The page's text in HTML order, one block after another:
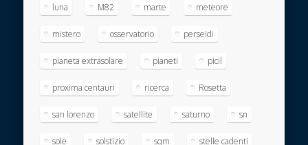
luna M82 marte meteore
mistero osservatorio perseidi
pianeta extrasolare pianeti picil
proxima centauri ricerca Rosetta
san lorenzo satellite saturno sn
sole solstizio sqm stelle cadenti